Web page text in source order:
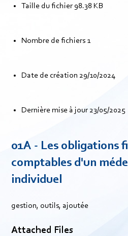
Taille du fichier 98.38 KB
Nombre de fichiers 1
Date de création29/10/2024
Dernière mise à jour23/05/2025
01A - Les obligations
comptables d'un
individuel
gestion, outils, ajoutée
Attached Files